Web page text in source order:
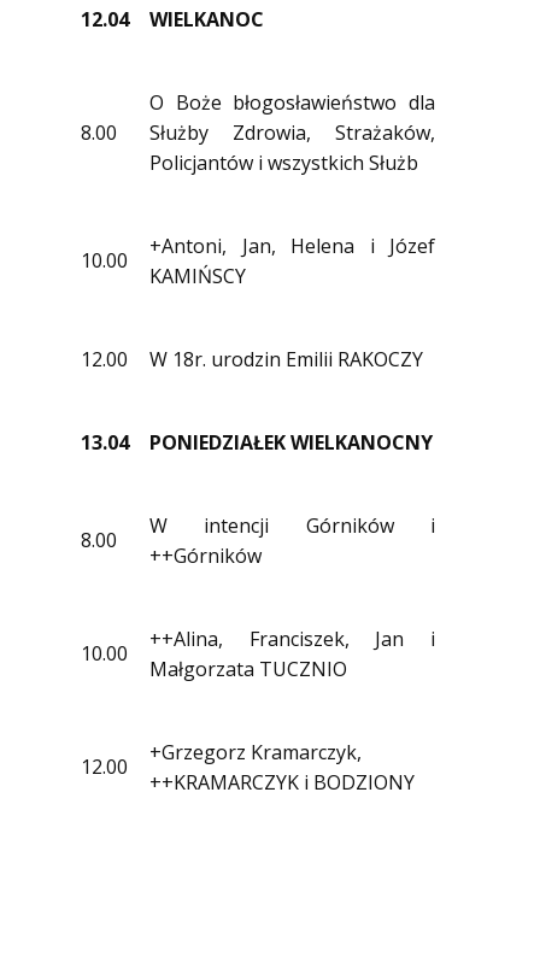
12.04 WIELKANOC
8.00
O Boże błogosławieństwo dla
Służby Zdrowia, Strażaków,
Policjantów i wszystkich Służb
10.00
+Antoni, Jan, Helena i Józef
KAMIŃSCY
12.00 W 18r. urodzin Emilii RAKOCZY
13.04 PONIEDZIAŁEK WIELKANOCNY
8.00
W intencji Górników i
++Górników
10.00
++Alina, Franciszek, Jan i
Małgorzata TUCZNIO
12.00
+Grzegorz Kramarczyk,
++KRAMARCZYK i BODZIONY